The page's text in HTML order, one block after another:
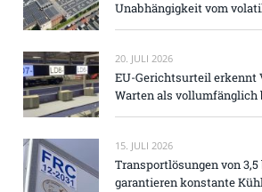
Unabhängigkeit vom
20. JULI 2026
EU-Gerichtsurteil erkennt
Warten als
15. JULI 2026
Transportlösungen von 3,5
garantieren konstante